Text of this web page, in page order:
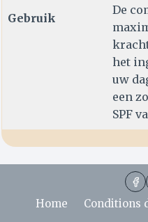
Gebruik
De
het
uw
een
SPF
Home Conditions